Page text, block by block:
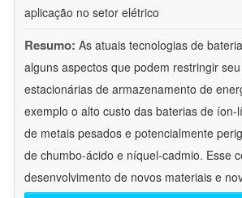
aplicação no setor elétrico
Resumo: As atuais tecnologias de
alguns aspectos que podem restringir
estacionárias de armazenamento de
exemplo o alto custo das baterias de íon-
de metais pesados e potencialmente
de chumbo-ácido e níquel-cadmio. Esse
desenvolvimento de novos materiais e